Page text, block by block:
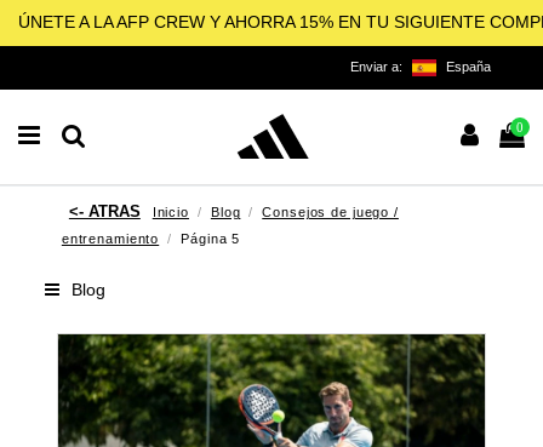
ÚNETE A LA AFP CREW Y AHORRA 15% EN TU SIGUIENTE
Enviar a: España
0
Inicio Blog
Consejos de juego /
entrenamiento
Página 5
Blog